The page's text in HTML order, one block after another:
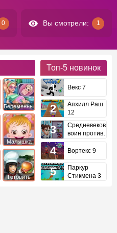
0 Вы смотрели: 1
Беременные
Малышка
Хейзел
Готовить
Топ-5 новинок
Векс 7
Апхилл Раш
12
Средневековый
воин против
Вортекс 9
Паркур
Стикмена 3